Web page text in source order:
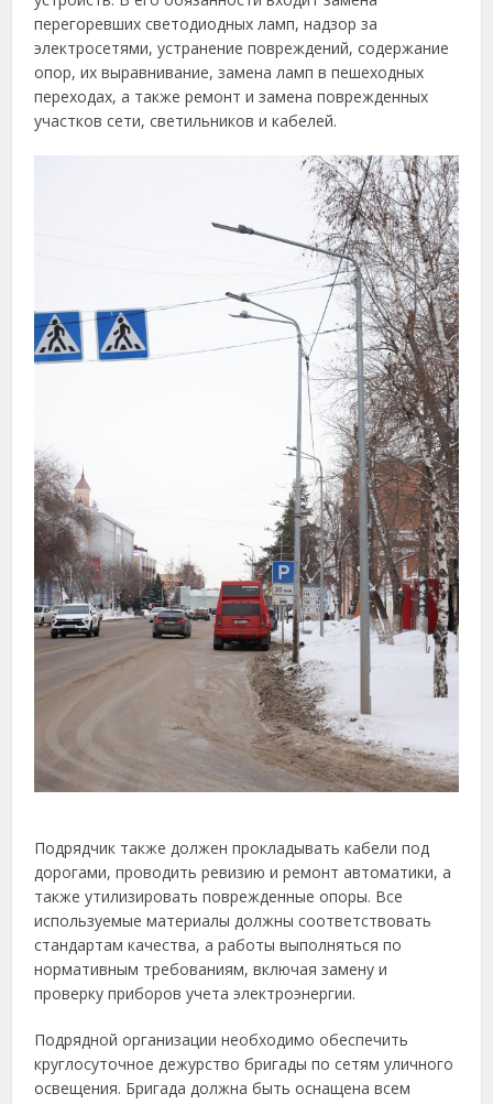
перегоревших светодиодных ламп, надзор за
электросетями, устранение повреждений, содержание
опор, их выравнивание, замена ламп в пешеходных
переходах, а также ремонт и замена поврежденных
участков сети, светильников и кабелей.
Подрядчик также должен прокладывать кабели под
дорогами, проводить ревизию и ремонт автоматики, а
также утилизировать поврежденные опоры. Все
используемые материалы должны соответствовать
стандартам качества, а работы выполняться по
нормативным требованиям, включая замену и
проверку приборов учета электроэнергии.
Подрядной организации необходимо обеспечить
круглосуточное дежурство бригады по сетям уличного
освещения. Бригада должна быть оснащена всем